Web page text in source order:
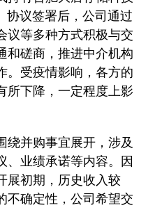
协议签署后，公司通过
议等多种方式积极与交
和磋商，推进中介机构
。受疫情影响，各方的
所下降，一定程度上影
并购事宜展开，涉及
、业绩承诺等内容。因
展初期，历史收入较
不确定性，公司希望交